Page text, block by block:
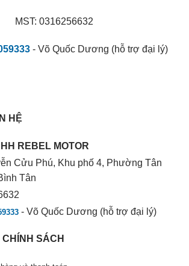
MST: 0316256632
- Võ Quốc Dương (hỗ trợ đại lý)
HỆ
REBEL MOTOR
Cửu Phú, Khu phố 4, Phường Tân
Tân
- Võ Quốc Dương (hỗ trợ đại lý)
SÁCH